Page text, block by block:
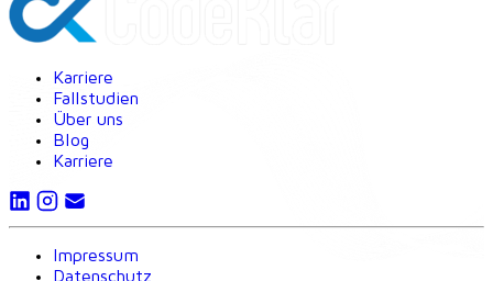
Karriere
Fallstudien
Über uns
Blog
Karriere
Impressum
Datenschutz